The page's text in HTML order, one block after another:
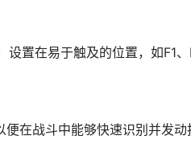
置在易于触及的位置，如F1、
在战斗中能够快速识别并发动